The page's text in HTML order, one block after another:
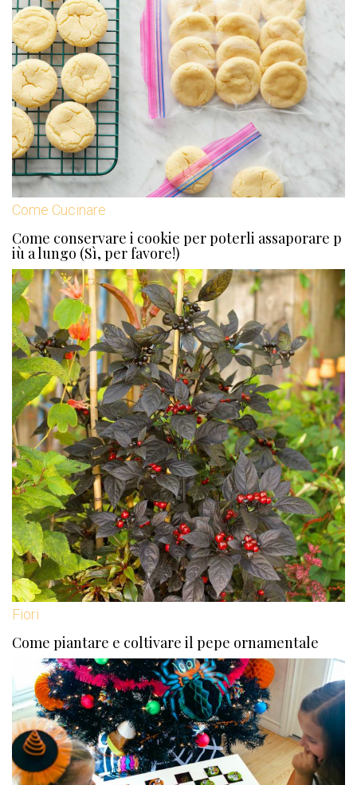
Come Cucinare
Come conservare i cookie per poterli assaporare p
iù a lungo (Sì, per favore!)
Fiori
Come piantare e coltivare il pepe ornamentale